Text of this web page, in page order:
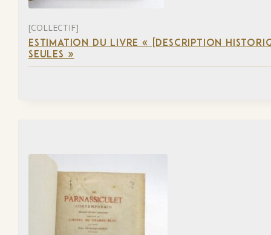
[COLLECTIF]
ESTIMATION DU LIVRE « [DESCRIPTION
SEULES »